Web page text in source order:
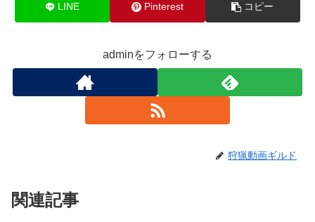
LINE Pinterest コピー
adminをフォローする
狩猟動画ギルド
関連記事